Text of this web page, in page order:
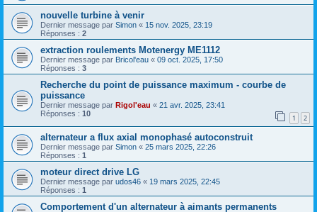
nouvelle turbine à venir
Dernier message par Simon « 15 nov. 2025, 23:19
Réponses : 2
extraction roulements Motenergy ME1112
Dernier message par Bricol'eau « 09 oct. 2025, 17:50
Réponses : 3
Recherche du point de puissance maximum - courbe de
puissance
Dernier message par Rigol'eau « 21 avr. 2025, 23:41
Réponses : 10 1 2
alternateur a flux axial monophasé autoconstruit
Dernier message par Simon « 25 mars 2025, 22:26
Réponses : 1
moteur direct drive LG
Dernier message par udos46 « 19 mars 2025, 22:45
Réponses : 1
Comportement d'un alternateur à aimants permanents